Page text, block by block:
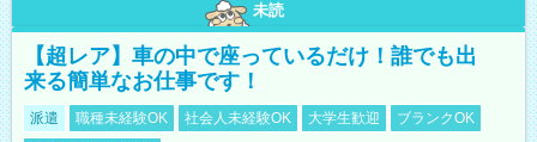
未読
【超レア】車の中で座っているだけ！誰でも出
来る簡単なお仕事です！
派遣 職種未経験OK 社会人未経験OK 大学生歓迎
ブランクOK